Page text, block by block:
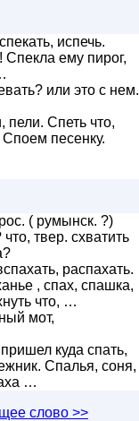
испечь.
Спекла ему пирог,
или это с нем.
Спеть что,
Споем песенку.
( румынск. ?)
твер. схватить
распахать.
, спах, спашка,
что, …
мот,
куда спать,
Спалья, соня,
…
слово >>